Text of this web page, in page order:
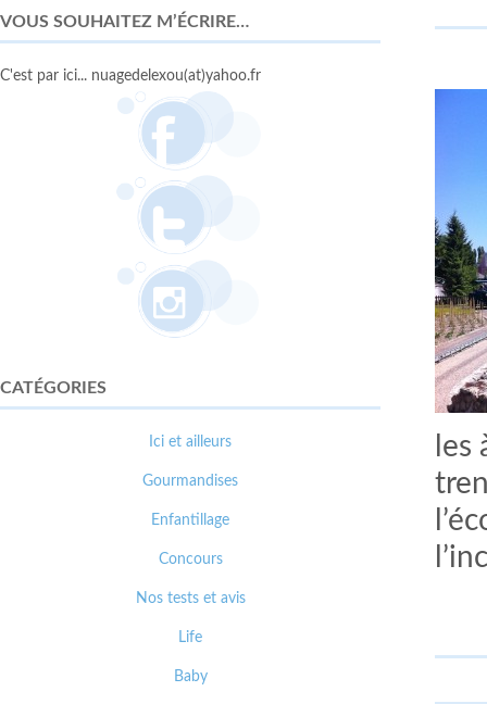
les
VOUS SOUHAITEZ M’ÉCRIRE…
C'est par ici... nuagedelexou(at)yahoo.fr
CATÉGORIES
Ici et ailleurs
Gourmandises
Enfantillage
Concours
Nos tests et avis
Life
Baby